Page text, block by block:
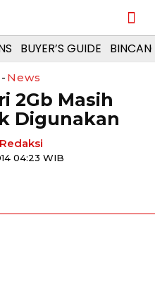
BUYER’S GUIDE
News
2Gb Masih
Digunakan
Redaksi
04:23 WIB